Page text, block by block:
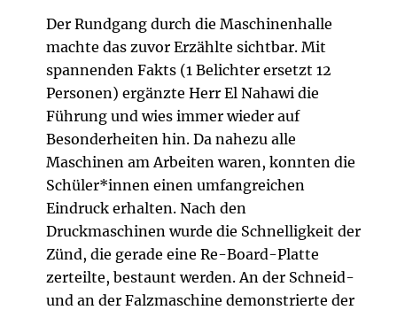
Der Rundgang durch die Maschinenhalle
machte das zuvor Erzählte sichtbar. Mit
spannenden Fakts (1 Belichter ersetzt 12
Personen) ergänzte Herr El Nahawi die
Führung und wies immer wieder auf
Besonderheiten hin. Da nahezu alle
Maschinen am Arbeiten waren, konnten die
Schüler*innen einen umfangreichen
Eindruck erhalten. Nach den
Druckmaschinen wurde die Schnelligkeit der
Zünd, die gerade eine Re-Board-Platte
zerteilte, bestaunt werden. An der Schneid-
und an der Falzmaschine demonstrierte der